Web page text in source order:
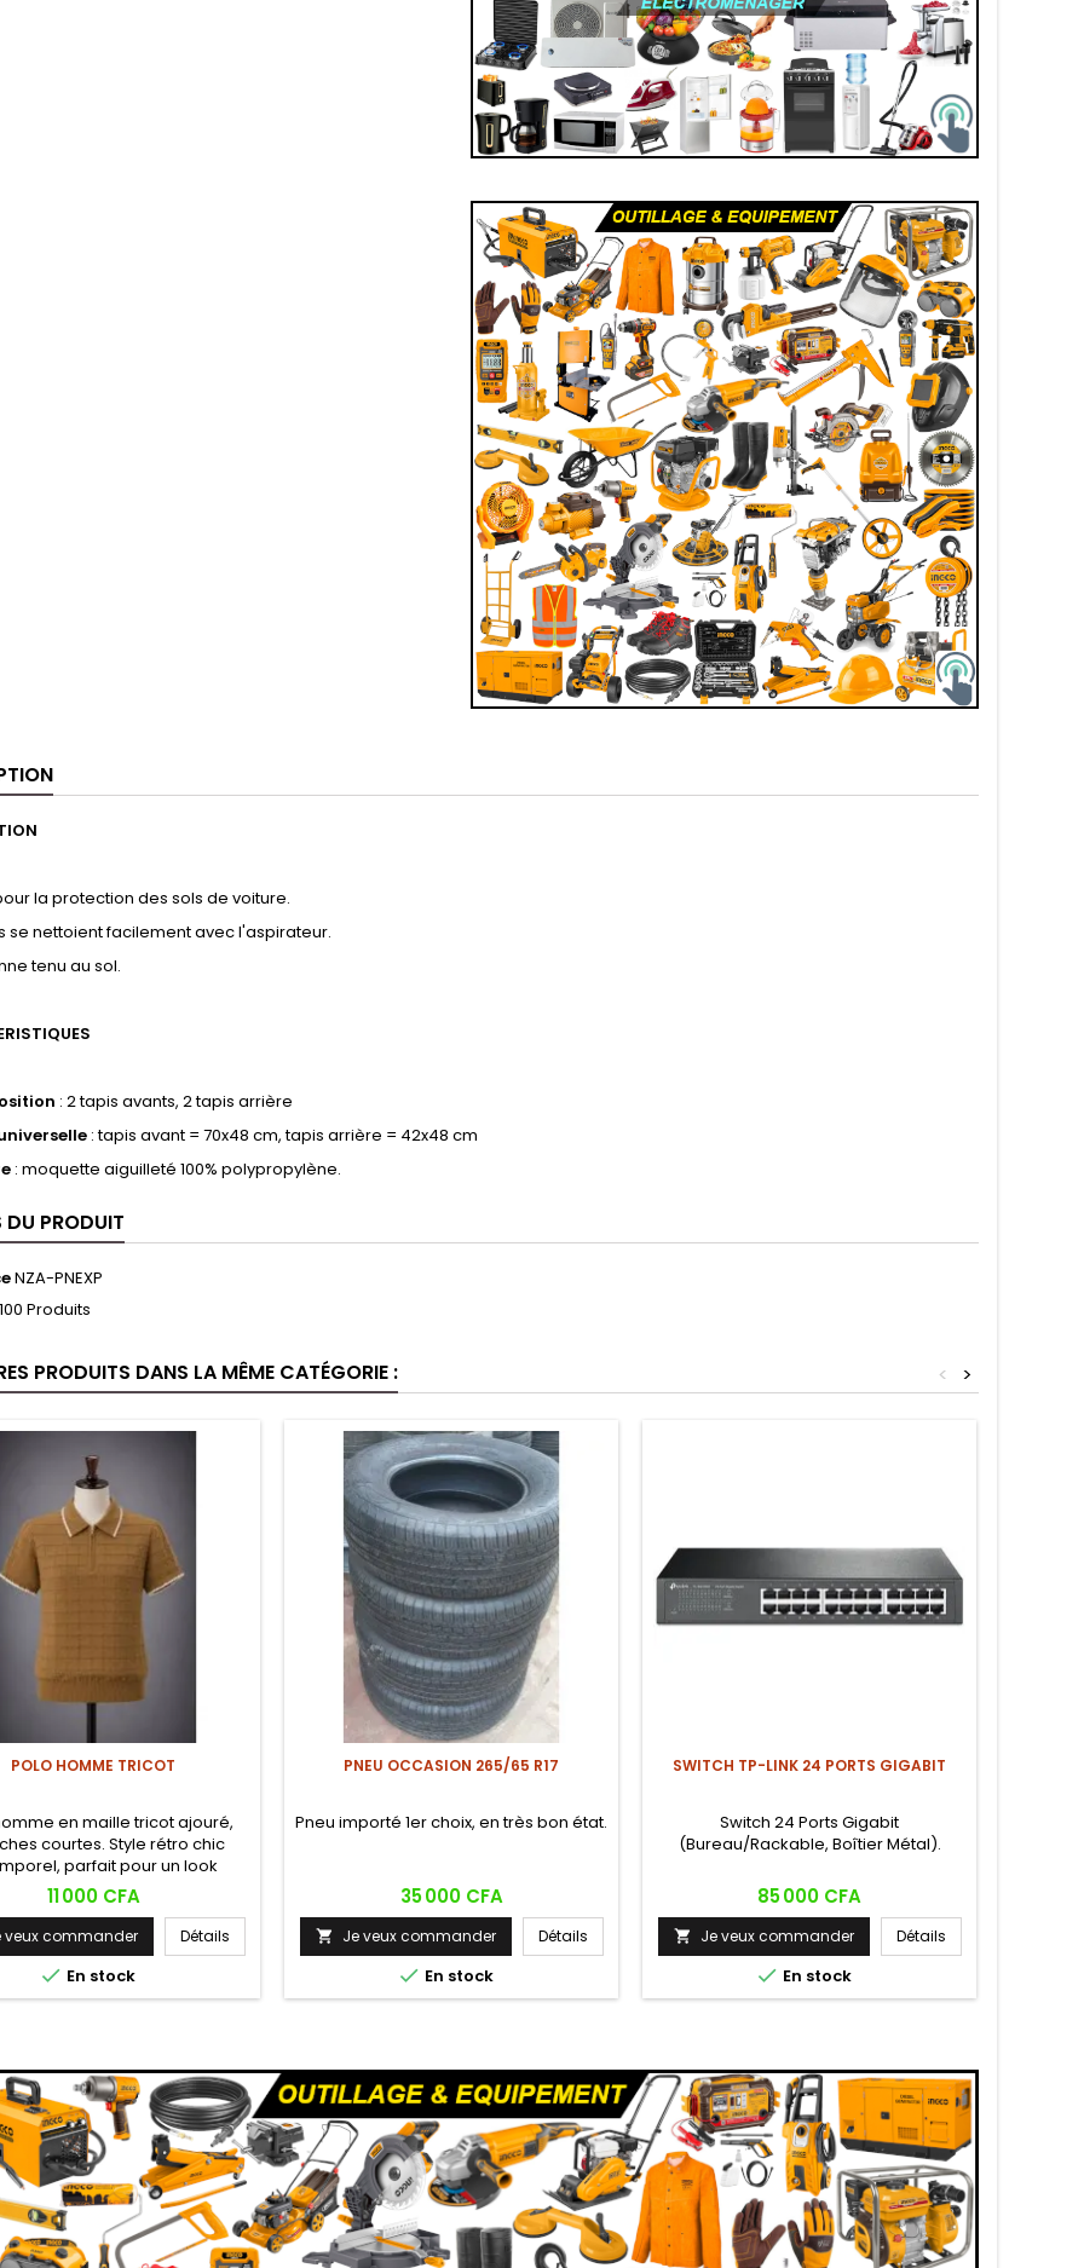
la protection des sols de voiture.
se nettoient facilement avec l'aspirateur.
tenu au sol.
: 2 tapis avants, 2 tapis arrière
: tapis avant = 70x48 cm, tapis arrière = 42x48 cm
: moquette aiguilleté 100% polypropylène.
DU PRODUIT
NZA-PNEXP
100 Produits
PRODUITS DANS LA MÊME CATÉGORIE : >
<
POLO HOMME TRICOT
en maille tricot ajouré,
courtes. Style rétro chic
parfait pour un look
élégant et décontracté.
Prix
11 000 CFA
veux commander Détails
 En stock
PNEU OCCASION 265/65 R17
Pneu importé 1er choix, en très bon état.
Prix
35 000 CFA
 Je veux commander Détails
 En stock
SWITCH TP-LINK 24 PORTS GIGABIT
Switch 24 Ports Gigabit
(Bureau/Rackable, Boîtier Métal).
Prix
85 000 CFA
 Je veux commander Détails
 En stock